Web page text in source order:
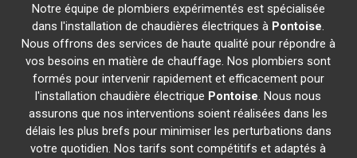
Notre équipe de plombiers expérimentés est spécialisée
dans l'installation de chaudières électriques à Pontoise.
Nous offrons des services de haute qualité pour répondre à
vos besoins en matière de chauffage. Nos plombiers sont
formés pour intervenir rapidement et efficacement pour
l'installation chaudière électrique Pontoise. Nous nous
assurons que nos interventions soient réalisées dans les
délais les plus brefs pour minimiser les perturbations dans
votre quotidien. Nos tarifs sont compétitifs et adaptés à